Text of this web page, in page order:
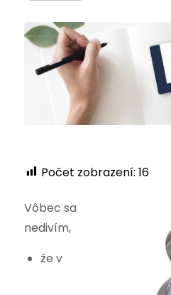
Počet zobrazení: 16
Vôbec sa
nedivím,
že v